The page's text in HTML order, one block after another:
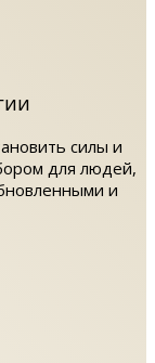
силы и
для людей,
и